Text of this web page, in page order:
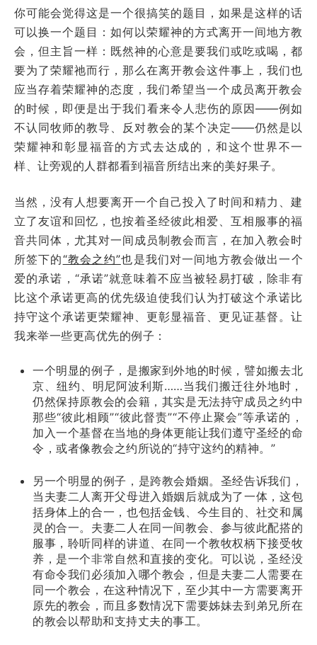
你可能会觉得这是一个很搞笑的题目，如果是这样的话
可以换一个题目：如何以荣耀神的方式离开一间地方教
会，但主旨一样：既然神的心意是要我们或吃或喝，都
要为了荣耀祂而行，那么在离开教会这件事上，我们也
应当存着荣耀神的态度，我们希望当一个成员离开教会
的时候，即便是出于我们看来令人悲伤的原因——例如
不认同牧师的教导、反对教会的某个决定——仍然是以
荣耀神和彰显福音的方式去达成的，和这个世界不一
样、让旁观的人群都看到福音所结出来的美好果子。
当然，没有人想要离开一个自己投入了时间和精力、建
立了友谊和回忆，也按着圣经彼此相爱、互相服事的福
音共同体，尤其对一间成员制教会而言，在加入教会时
所签下的“教会之约”也是我们对一间地方教会做出一个
爱的承诺，“承诺”就意味着不应当被轻易打破，除非有
比这个承诺更高的优先级迫使我们认为打破这个承诺比
持守这个承诺更荣耀神、更彰显福音、更见证基督。让
我来举一些更高优先的例子：
一个明显的例子，是搬家到外地的时候，譬如搬去北
京、纽约、明尼阿波利斯……当我们搬迁往外地时，
仍然保持原教会的会籍，其实是无法持守成员之约中
那些“彼此相顾”“彼此督责”“不停止聚会”等承诺的，
加入一个基督在当地的身体更能让我们遵守圣经的命
令，或者像教会之约所说的“持守这约的精神。”
另一个明显的例子，是跨教会婚姻。圣经告诉我们，
当夫妻二人离开父母进入婚姻后就成为了一体，这包
括身体上的合一，也包括金钱、今生目的、社交和属
灵的合一。夫妻二人在同一间教会、参与彼此配搭的
服事，聆听同样的讲道、在同一个教牧权柄下接受牧
养，是一个非常自然和直接的变化。可以说，圣经没
有命令我们必须加入哪个教会，但是夫妻二人需要在
同一个教会，在这种情况下，至少其中一方需要离开
原先的教会，而且多数情况下需要姊妹去到弟兄所在
的教会以帮助和支持丈夫的事工。